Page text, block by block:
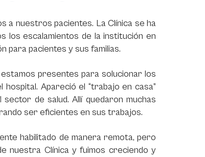
a nuestros pacientes. La Clínica se ha
los escalamientos de la institución en
para pacientes y sus familias.
presentes para solucionar los
Apareció el “trabajo en casa”
de salud. Allí quedaron muchas
ser eficientes en sus trabajos.
habilitado de manera remota, pero
nuestra Clínica y fuimos creciendo y